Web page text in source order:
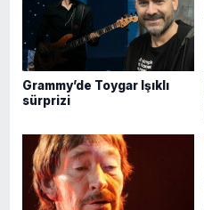
Grammy’de Toygar Işıklı
sürprizi